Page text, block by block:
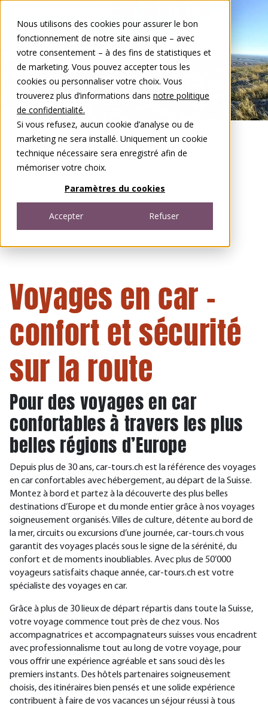
Nous utilisons des cookies pour assurer le bon
fonctionnement de notre site ainsi que – avec
votre consentement – à des fins de statistiques et
de marketing. Vous pouvez accepter tous les
cookies ou personnaliser votre choix. Vous
trouverez plus d’informations dans notre politique
de confidentialité.
Si vous refusez, aucun cookie d’analyse ou de
marketing ne sera installé. Uniquement un cookie
technique nécessaire sera enregistré afin de
mémoriser votre choix.
Paramètres du cookies
Accepter Refuser
DEFR
Open menu
Voyages en car –
confort et sécurité
sur la route
Pour des voyages en car
confortables à travers les plus
belles régions d’Europe
Depuis plus de 30 ans, car-tours.ch est la référence des voyages
en car confortables avec hébergement, au départ de la Suisse.
Montez à bord et partez à la découverte des plus belles
destinations d’Europe et du monde entier grâce à nos voyages
soigneusement organisés. Villes de culture, détente au bord de
la mer, circuits ou excursions d’une journée, car-tours.ch vous
garantit des voyages placés sous le signe de la sérénité, du
confort et de moments inoubliables. Avec plus de 50’000
voyageurs satisfaits chaque année, car-tours.ch est votre
spécialiste des voyages en car.
Grâce à plus de 30 lieux de départ répartis dans toute la Suisse,
votre voyage commence tout près de chez vous. Nos
accompagnatrices et accompagnateurs suisses vous encadrent
avec professionnalisme tout au long de votre voyage, pour
vous offrir une expérience agréable et sans souci dès les
premiers instants. Des hôtels partenaires soigneusement
choisis, des itinéraires bien pensés et une solide expérience
contribuent à faire de vos vacances un séjour réussi à tous